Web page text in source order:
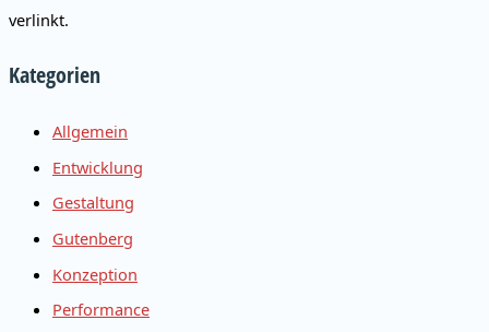
verlinkt.
Kategorien
Allgemein
Entwicklung
Gestaltung
Gutenberg
Konzeption
Performance